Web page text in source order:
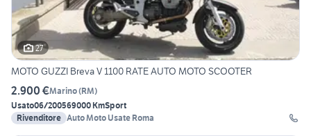
27
MOTO GUZZI Breva V 1100 RATE AUTO MOTO SCOOTER
2.900 €Marino(RM)
Usato06/200569000 KmSport
Rivenditore Auto Moto Usate Roma